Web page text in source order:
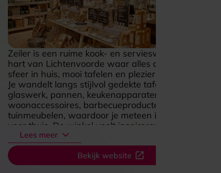
Zeiler is een ruime kook- en servieswinkel in het
hart van Lichtenvoorde waar alles draait om
sfeer in huis, mooi tafelen en plezier in de keuken.
Je wandelt langs stijlvol gedekte tafels, servies,
glaswerk, pannen, keukenapparaten,
woonaccessoires, barbecueproducten en
tuinmeubelen, waardoor je meteen ideeën opdoet
voor thuis. De winkel voelt inspirerend en
compleet, met volop aandacht voor kwaliteit en
gebruiksgemak. Ook workshops en
demonstraties geven een extra leuke, praktische
touch aan een bezoek.
Lees meer
Bekijk website